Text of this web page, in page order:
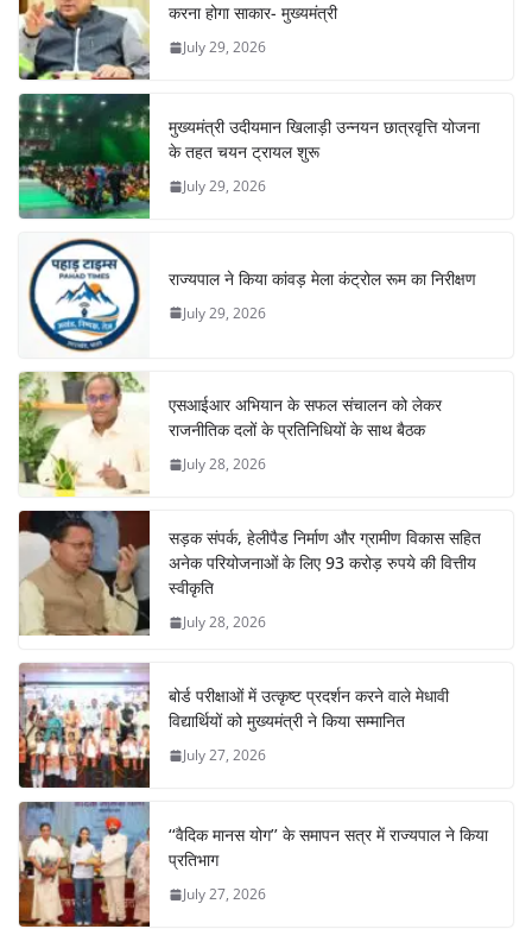
करना होगा साकार- मुख्यमंत्री
July 29, 2026
मुख्यमंत्री उदीयमान खिलाड़ी उन्नयन छात्रवृत्ति योजना
के तहत चयन ट्रायल शुरू
July 29, 2026
राज्यपाल ने किया कांवड़ मेला कंट्रोल रूम का निरीक्षण
July 29, 2026
एसआईआर अभियान के सफल संचालन को लेकर
राजनीतिक दलों के प्रतिनिधियों के साथ बैठक
July 28, 2026
सड़क संपर्क, हेलीपैड निर्माण और ग्रामीण विकास सहित
अनेक परियोजनाओं के लिए 93 करोड़ रुपये की वित्तीय
स्वीकृति
July 28, 2026
बोर्ड परीक्षाओं में उत्कृष्ट प्रदर्शन करने वाले मेधावी
विद्यार्थियों को मुख्यमंत्री ने किया सम्मानित
July 27, 2026
‘‘वैदिक मानस योग’’ के समापन सत्र में राज्यपाल ने किया
प्रतिभाग
July 27, 2026